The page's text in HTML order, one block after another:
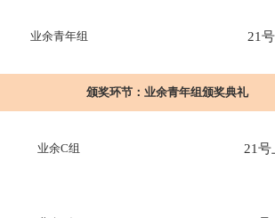
业余青年组 21
颁奖环节： 业余青年组颁奖典礼
业余C组 21号